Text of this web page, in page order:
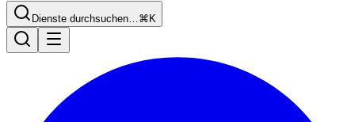
Dienste durchsuchen…⌘K